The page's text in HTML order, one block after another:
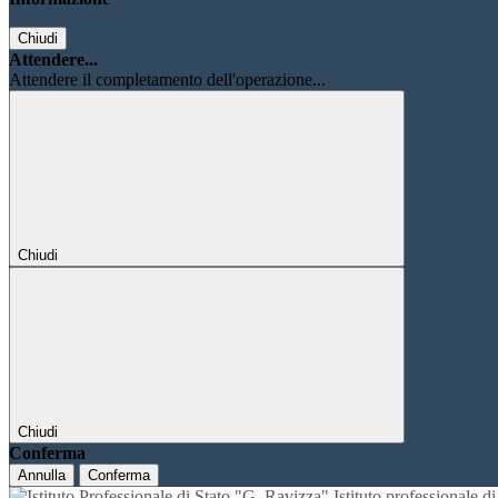
Chiudi
Attendere...
Attendere il completamento dell'operazione...
Chiudi
Chiudi
Conferma
Annulla Conferma